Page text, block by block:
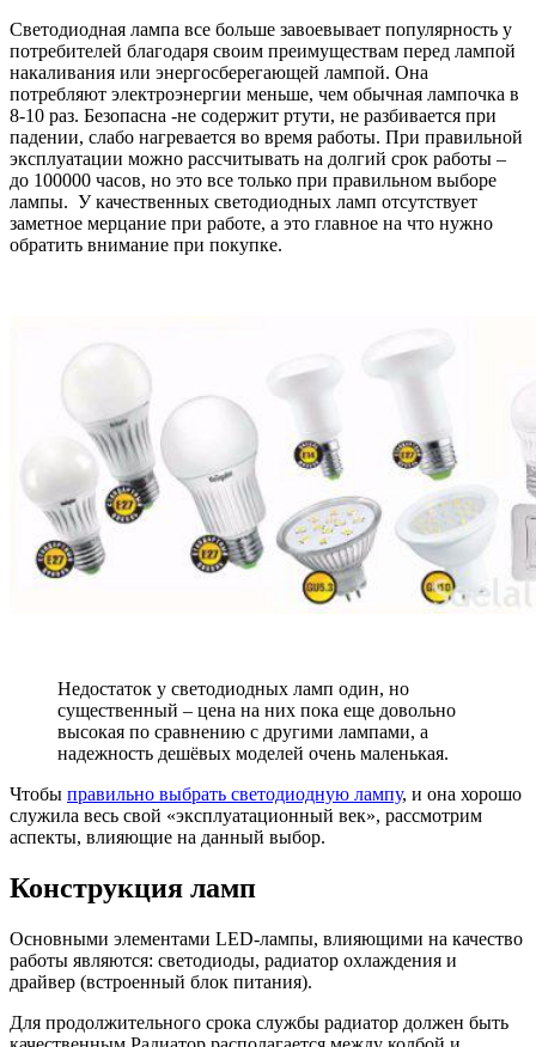
Светодиодная лампа все больше завоевывает популярность у
потребителей благодаря своим преимуществам перед лампой
накаливания или энергосберегающей лампой. Она
потребляют электроэнергии меньше, чем обычная лампочка в
8-10 раз. Безопасна -не содержит ртути, не разбивается при
падении, слабо нагревается во время работы. При правильной
эксплуатации можно рассчитывать на долгий срок работы –
до 100000 часов, но это все только при правильном выборе
лампы. У качественных светодиодных ламп отсутствует
заметное мерцание при работе, а это главное на что нужно
обратить внимание при покупке.
Недостаток у светодиодных ламп один, но
существенный – цена на них пока еще довольно
высокая по сравнению с другими лампами, а
надежность дешёвых моделей очень маленькая.
Чтобы правильно выбрать светодиодную лампу, и она хорошо
служила весь свой «эксплуатационный век», рассмотрим
аспекты, влияющие на данный выбор.
Конструкция ламп
Основными элементами LED-лампы, влияющими на качество
работы являются: светодиоды, радиатор охлаждения и
драйвер (встроенный блок питания).
Для продолжительного срока службы радиатор должен быть